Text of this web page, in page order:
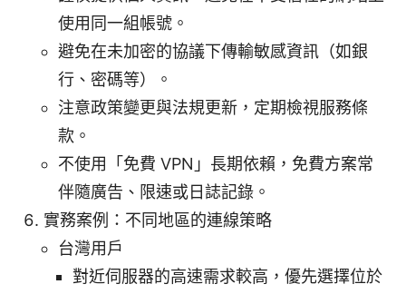
使用同一組帳號。
避免在未加密的協議下傳輸敏感資訊（如銀
行、密碼等）。
注意政策變更與法規更新，定期檢視服務條
款。
不使用「免費 VPN」長期依賴，免費方案常
伴隨廣告、限速或日誌記錄。
實務案例：不同地區的連線策略
台灣用戶
對近伺服器的高速需求較高，優先選擇位於